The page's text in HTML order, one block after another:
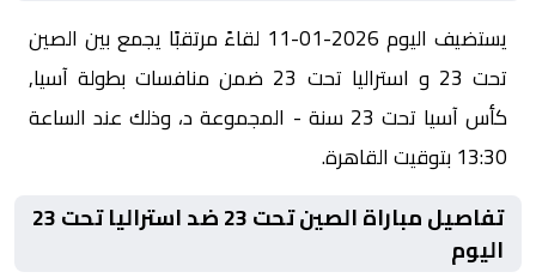
يستضيف اليوم 2026-01-11 لقاءً مرتقبًا يجمع بين الصين
تحت 23 و استراليا تحت 23 ضمن منافسات بطولة آسيا,
كأس آسيا تحت 23 سنة - المجموعة د، وذلك عند الساعة
13:30 بتوقيت القاهرة.
تفاصيل مباراة الصين تحت 23 ضد استراليا تحت 23
اليوم